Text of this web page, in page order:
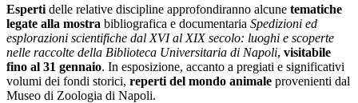
Esperti delle relative discipline approfondiranno alcune tematiche
legate alla mostra bibliografica e documentaria Spedizioni ed
esplorazioni scientifiche dal XVI al XIX secolo: luoghi e scoperte
nelle raccolte della Biblioteca Universitaria di Napoli, visitabile
fino al 31 gennaio. In esposizione, accanto a pregiati e significativi
volumi dei fondi storici, reperti del mondo animale provenienti dal
Museo di Zoologia di Napoli.